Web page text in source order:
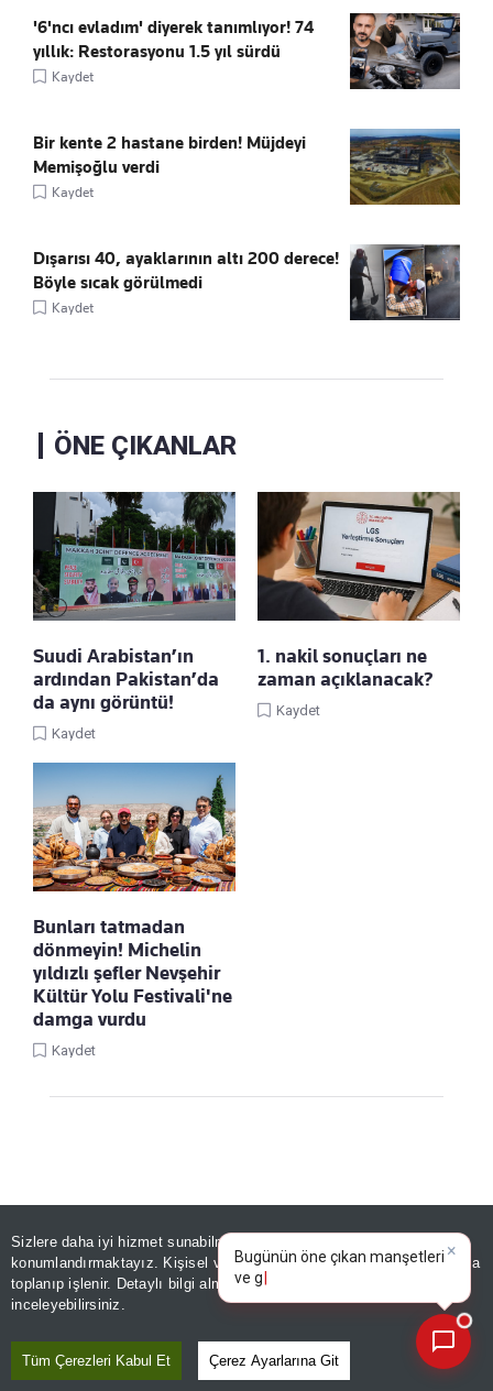
Sizlere daha iyi hizmet sunabilmek adına sitemizde
konumlandırmaktayız. Kişisel verileriniz, KVKK ve GDPR kapsamında
toplanıp işlenir. Detaylı bilgi almak için
inceleyebilirsiniz.
Tüm Çerezleri Kabul Et Çerez Ayarlarına Git
'6'ncı evladım' diyerek tanımlıyor! 74
yıllık: Restorasyonu 1.5 yıl sürdü
Kaydet
Bir kente 2 hastane birden! Müjdeyi
Memişoğlu verdi
Kaydet
Dışarısı 40, ayaklarının altı 200 derece!
Böyle sıcak görülmedi
Kaydet
ÖNE ÇIKANLAR
Suudi Arabistan’ın
ardından Pakistan’da
da aynı görüntü!
Kaydet
1. nakil sonuçları ne
zaman açıklanacak?
Kaydet
Bunları tatmadan
dönmeyin! Michelin
yıldızlı şefler Nevşehir
Kültür Yolu Festivali'ne
damga vurdu
Kaydet
Linke Tıkla, Türkiye Gazetesi'ni Google
Favorilerine Ekle!
×
Bugünün öne çıkan manşetleri
ve gelişmeleri neler?